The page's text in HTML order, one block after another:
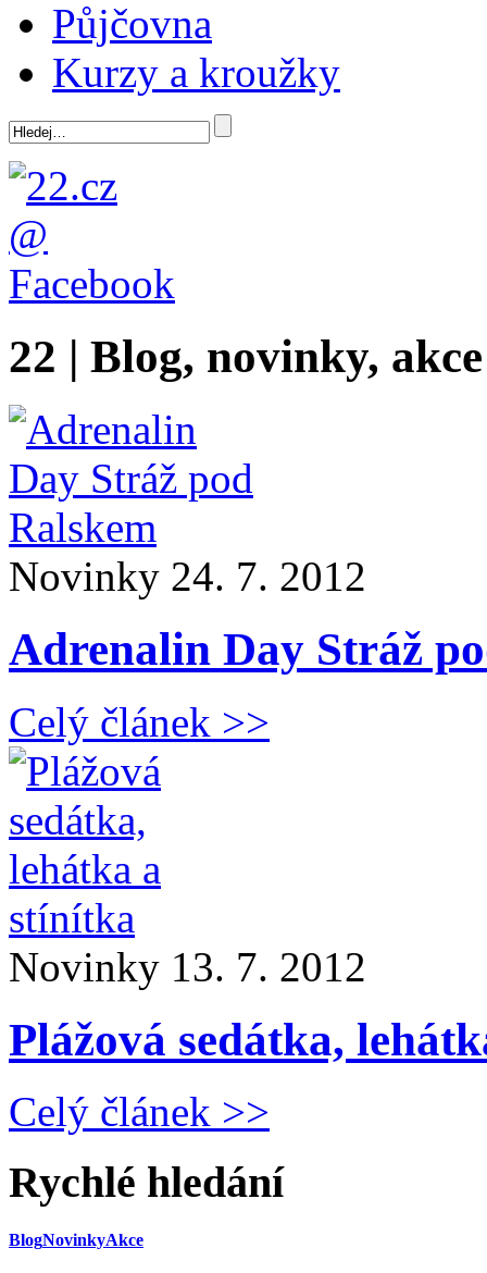
Půjčovna
Kurzy a kroužky
22 | Blog, novinky, akce
Novinky 24. 7. 2012
Adrenalin Day Stráž
Celý článek >>
Novinky 13. 7. 2012
Plážová sedátka,
Celý článek >>
Rychlé hledání
BlogNovinkyAkce